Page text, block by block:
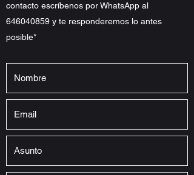
contacto escríbenos por WhatsApp al
646040859 y te responderemos lo antes
posible*